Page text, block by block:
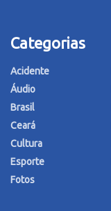
Categorias
Acidente
Áudio
Brasil
Ceará
Cultura
Esporte
Fotos